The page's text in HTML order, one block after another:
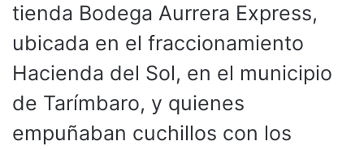
tienda Bodega Aurrera Express,
ubicada en el fraccionamiento
Hacienda del Sol, en el municipio
de Tarímbaro, y quienes
empuñaban cuchillos con los